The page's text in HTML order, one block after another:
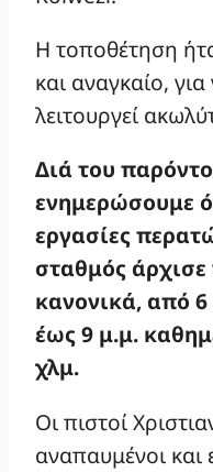
Η τοποθέτηση
και αναγκαίο,
λειτουργεί
Διά του
ενημερώσουμε
εργασίες
σταθμός άρχισε
κανονικά, από
έως 9 μ.μ.
χλμ.
Οι πιστοί
αναπαυμένοι και